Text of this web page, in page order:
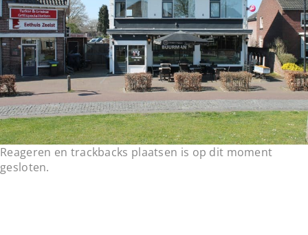
t
i
o
n
Reageren en trackbacks plaatsen is op dit moment
gesloten.